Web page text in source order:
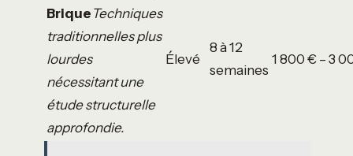
BriqueTechniques
traditionnelles plus
lourdes
nécessitant une
étude structurelle
approfondie.
Élevé
8 à 12
semaines
1 800 € – 3